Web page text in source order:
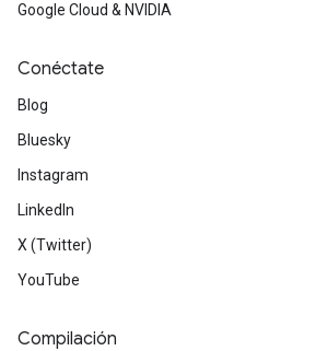
Google Cloud & NVIDIA
Conéctate
Blog
Bluesky
Instagram
LinkedIn
X (Twitter)
YouTube
Compilación